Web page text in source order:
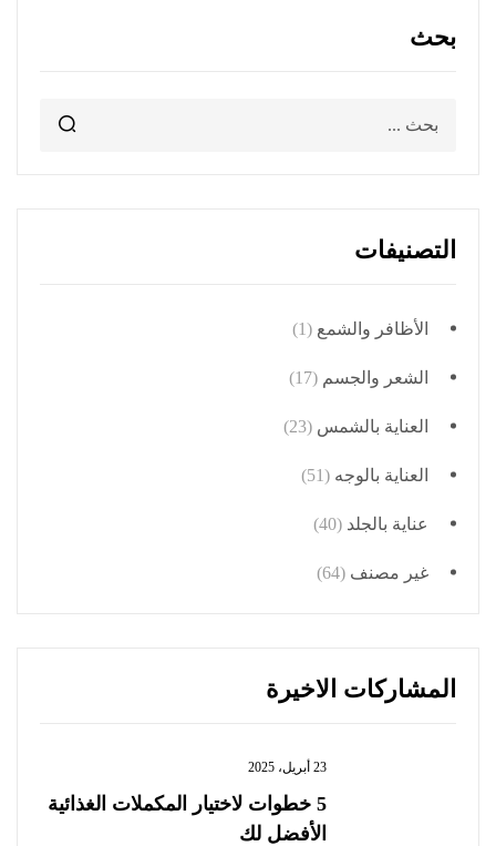
بحث
التصنيفات
الأظافر والشمع (1)
الشعر والجسم (17)
العناية بالشمس (23)
العناية بالوجه (51)
عناية بالجلد (40)
غير مصنف (64)
المشاركات الاخيرة
23 أبريل، 2025
5 خطوات لاختيار المكملات الغذائية
الأفضل لك